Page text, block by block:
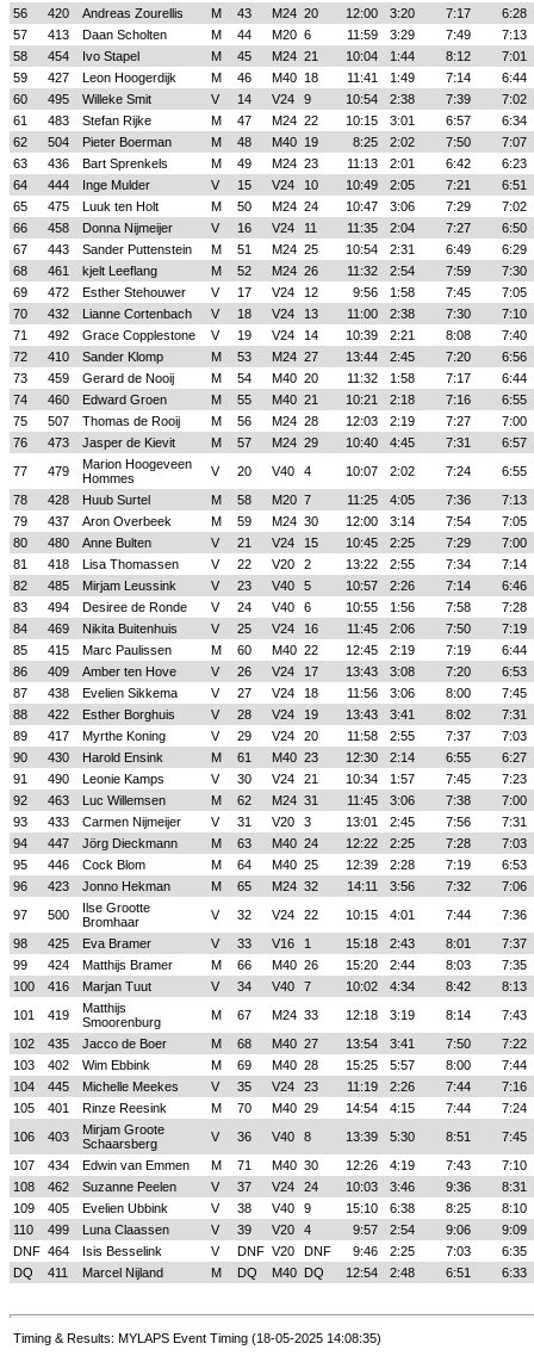
56
420 Andreas Zourellis M 43 M24 20 12:00 3:20 7:17
6:28
57
413 Daan Scholten M 44 M20 6 11:59 3:29 7:49
7:13
58
454 Ivo Stapel M 45 M24 21 10:04 1:44 8:12
7:01
59
427 Leon Hoogerdijk M 46 M40 18 11:41 1:49 7:14
6:44
60
495 Willeke Smit V 14 V24 9 10:54 2:38 7:39
7:02
61
483 Stefan Rijke M 47 M24 22 10:15 3:01 6:57
6:34
62
504 Pieter Boerman M 48 M40 19 8:25 2:02 7:50
7:07
63
436 Bart Sprenkels M 49 M24 23 11:13 2:01 6:42
6:23
64
444 Inge Mulder V 15 V24 10 10:49 2:05 7:21
6:51
65
475 Luuk ten Holt M 50 M24 24 10:47 3:06 7:29
7:02
66
458 Donna Nijmeijer V 16 V24 11 11:35 2:04 7:27
6:50
67
443 Sander Puttenstein M 51 M24 25 10:54 2:31 6:49
6:29
68
461 kjelt Leeflang M 52 M24 26 11:32 2:54 7:59
7:30
69
472 Esther Stehouwer V 17 V24 12 9:56 1:58 7:45
7:05
70
432 Lianne Cortenbach V 18 V24 13 11:00 2:38 7:30
7:10
71
492 Grace Copplestone V 19 V24 14 10:39 2:21 8:08
7:40
72
410 Sander Klomp M 53 M24 27 13:44 2:45 7:20
6:56
73
459 Gerard de Nooij M 54 M40 20 11:32 1:58 7:17
6:44
74
460 Edward Groen M 55 M40 21 10:21 2:18 7:16
6:55
75
507 Thomas de Rooij M 56 M24 28 12:03 2:19 7:27
7:00
76
473 Jasper de Kievit M 57 M24 29 10:40 4:45 7:31
6:57
77
479
Marion Hoogeveen
Hommes
V 20 V40 4 10:07 2:02 7:24
6:55
78
428 Huub Surtel M 58 M20 7 11:25 4:05 7:36
7:13
79
437 Aron Overbeek M 59 M24 30 12:00 3:14 7:54
7:05
80
480 Anne Bulten V 21 V24 15 10:45 2:25 7:29
7:00
81
418 Lisa Thomassen V 22 V20 2 13:22 2:55 7:34
7:14
82
485 Mirjam Leussink V 23 V40 5 10:57 2:26 7:14
6:46
83
494 Desiree de Ronde V 24 V40 6 10:55 1:56 7:58
7:28
84
469 Nikita Buitenhuis V 25 V24 16 11:45 2:06 7:50
7:19
85
415 Marc Paulissen M 60 M40 22 12:45 2:19 7:19
6:44
86
409 Amber ten Hove V 26 V24 17 13:43 3:08 7:20
6:53
87
438 Evelien Sikkema V 27 V24 18 11:56 3:06 8:00
7:45
88
422 Esther Borghuis V 28 V24 19 13:43 3:41 8:02
7:31
89
417 Myrthe Koning V 29 V24 20 11:58 2:55 7:37
7:03
90
430 Harold Ensink M 61 M40 23 12:30 2:14 6:55
6:27
91
490 Leonie Kamps V 30 V24 21 10:34 1:57 7:45
7:23
92
463 Luc Willemsen M 62 M24 31 11:45 3:06 7:38
7:00
93
433 Carmen Nijmeijer V 31 V20 3 13:01 2:45 7:56
7:31
94
447 Jörg Dieckmann M 63 M40 24 12:22 2:25 7:28
7:03
95
446 Cock Blom M 64 M40 25 12:39 2:28 7:19
6:53
96
423 Jonno Hekman M 65 M24 32 14:11 3:56 7:32
7:06
97
500
Ilse Grootte
Bromhaar
V 32 V24 22 10:15 4:01 7:44
7:36
98
425 Eva Bramer V 33 V16 1 15:18 2:43 8:01
7:37
99
424 Matthijs Bramer M 66 M40 26 15:20 2:44 8:03
7:35
100
416 Marjan Tuut V 34 V40 7 10:02 4:34 8:42
8:13
101
419
Matthijs
Smoorenburg
M 67 M24 33 12:18 3:19 8:14
7:43
102
435 Jacco de Boer M 68 M40 27 13:54 3:41 7:50
7:22
103
402 Wim Ebbink M 69 M40 28 15:25 5:57 8:00
7:44
104
445 Michelle Meekes V 35 V24 23 11:19 2:26 7:44
7:16
105
401 Rinze Reesink M 70 M40 29 14:54 4:15 7:44
7:24
106
403
Mirjam Groote
Schaarsberg
V 36 V40 8 13:39 5:30 8:51
7:45
107
434 Edwin van Emmen M 71 M40 30 12:26 4:19 7:43
7:10
108
462 Suzanne Peelen V 37 V24 24 10:03 3:46 9:36
8:31
109
405 Evelien Ubbink V 38 V40 9 15:10 6:38 8:25
8:10
110
499 Luna Claassen V 39 V20 4 9:57 2:54 9:06
9:09
DNF 464 Isis Besselink V DNF V20 DNF 9:46 2:25 7:03
6:35
DQ
411 Marcel Nijland M DQ M40 DQ 12:54 2:48 6:51 6:33
Timing & Results: MYLAPS Event Timing (18-05-2025 14:08:35)